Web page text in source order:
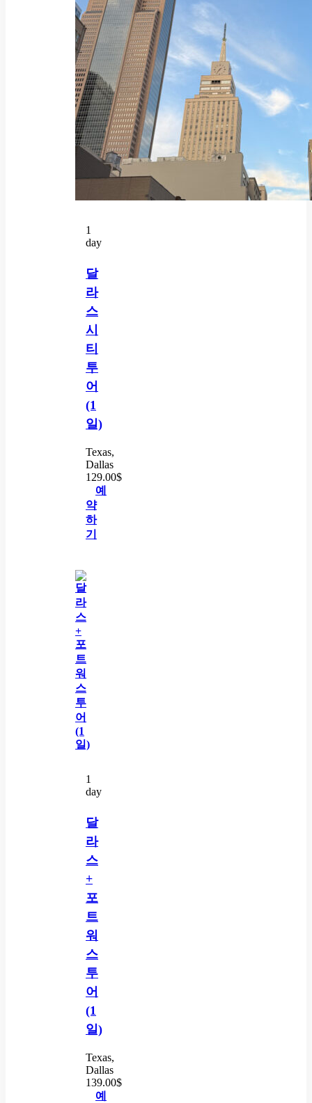
1
day
달
라
스
시
티
투
어
(1
일)
Texas,
Dallas
129.00$
예
약
하
기
1
day
달
라
스
+
포
트
워
스
투
어
(1
일)
Texas,
Dallas
139.00$
예